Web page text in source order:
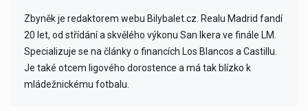
Zbyněk je redaktorem webu Bilybalet.cz. Realu Madrid fandí
20 let, od střídání a skvělého výkonu San Ikera ve finále LM.
Specializuje se na články o financích Los Blancos a Castillu.
Je také otcem ligového dorostence a má tak blízko k
mládežnickému fotbalu.